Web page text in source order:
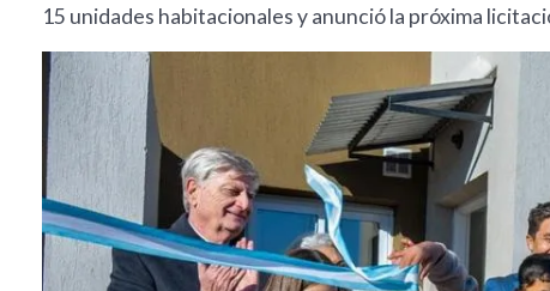
15 unidades habitacionales y anunció la próxima